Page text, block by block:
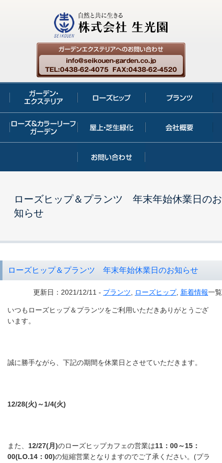
ローズヒップ＆プランツ 年末年始休業日のお
知らせ
ローズヒップ＆プランツ 年末年始休業日のお知らせ
更新日：2021/12/11 - プランツ ローズヒップ, 新着情報一覧
いつもローズヒップ＆プランツをご利用いただきありがとうござ
います。
誠に勝手ながら、下記の期間を休業日とさせていただきます。
12/28(火)～1/4(火)
また、 12/27(月)のローズヒップカフェの営業は11：00～15：
00(LO.14：00)の短縮営業となりますのでご了承ください。(プラ